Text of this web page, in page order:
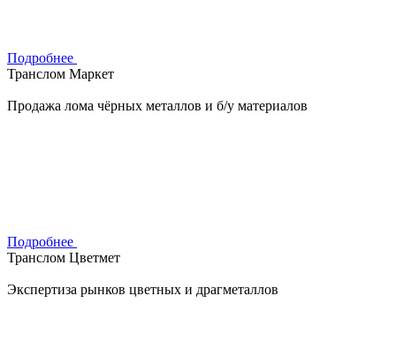
Подробнее
Транслом Маркет
Продажа лома чёрных металлов и б/у материалов
Подробнее
Транслом Цветмет
Экспертиза рынков цветных и драгметаллов